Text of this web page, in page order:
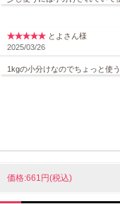
とよさん様
2025/03/26
1kgの小分けなのでちょっと使
価格:661円(税込)